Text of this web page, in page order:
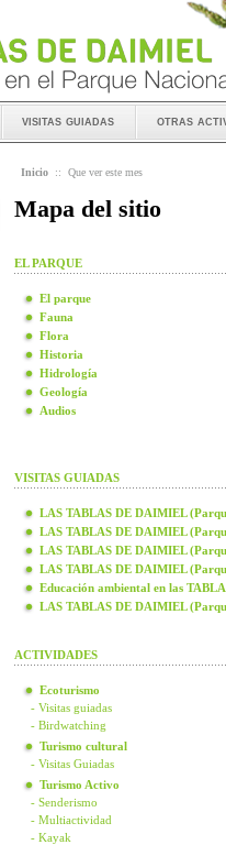
visitas guiadas otras
Inicio :: Que ver este mes
Mapa del sitio
EL PARQUE
El parque
Fauna
Flora
Historia
Hidrología
Geología
Audios
VISITAS GUIADAS
LAS TABLAS DE DAIMIEL
LAS TABLAS DE DAIMIEL
LAS TABLAS DE DAIMIEL
LAS TABLAS DE DAIMIEL
Educación ambiental en las
LAS TABLAS DE DAIMIEL
ACTIVIDADES
Ecoturismo
- Visitas guiadas
- Birdwatching
Turismo cultural
- Visitas Guiadas
Turismo Activo
- Senderismo
- Multiactividad
- Kayak